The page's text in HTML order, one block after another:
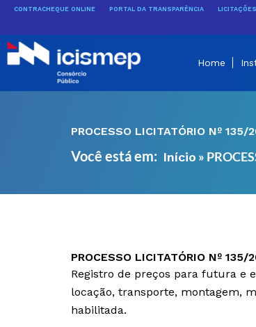
conteúdo
CONTRACHEQUE ONLINE PORTAL DA TRANSPARÊNCIA LICITAÇÕES
Home
PROCESSO LICITATÓRIO Nº
Você está em: Início »
PROCESSO LICITATÓRIO Nº
Registro de preços para futura e
locação, transporte, montagem,
habilitada.